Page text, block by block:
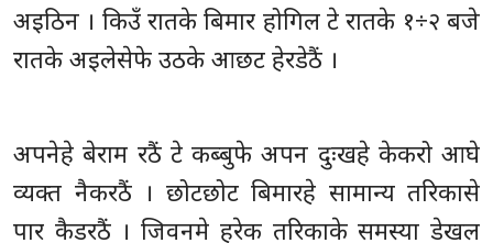
अइठिन । किउँ रातके बिमार होगिल टे रातके १÷२ बजे
रातके अइलेसेफे उठके आछट हेरडेठैं ।
अपनेहे बेराम रठैं टे कब्बुफे अपन दुःखहे केकरो आघे
व्यक्त नैकरठैं । छोटछोट बिमारहे सामान्य तरिकासे
पार कैडरठैं । जिवनमे हरेक तरिकाके समस्या डेखल